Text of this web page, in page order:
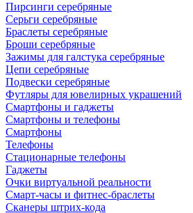
Пирсинги серебряные
Серьги серебряные
Браслеты серебряные
Броши серебряные
Зажимы для галстука серебряные
Цепи серебряные
Подвески серебряные
Футляры для ювелирных украшений
Смартфоны и гаджеты
Смартфоны и телефоны
Смартфоны
Телефоны
Стационарные телефоны
Гаджеты
Очки виртуальной реальности
Смарт-часы и фитнес-браслеты
Сканеры штрих-кода